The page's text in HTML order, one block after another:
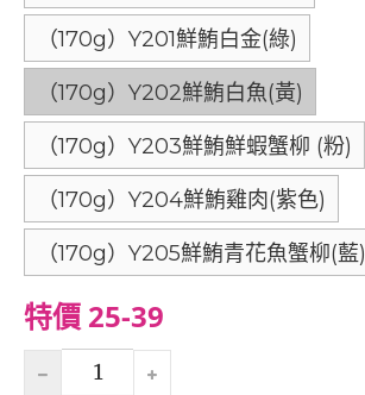
（170g）Y201鮮鮪白金(綠)
（170g）Y202鮮鮪白魚(黃)
（170g）Y203鮮鮪鮮蝦蟹柳 (粉)
（170g）Y204鮮鮪雞肉(紫色)
（170g）Y205鮮鮪青花魚蟹柳(藍)
特價 25-39